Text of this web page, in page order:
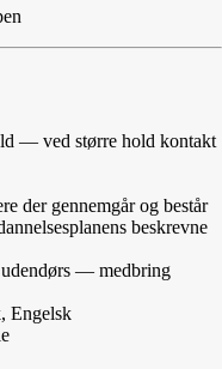
— ved større hold kontakt
der gennemgår og består
beskrevne
— medbring
Engelsk